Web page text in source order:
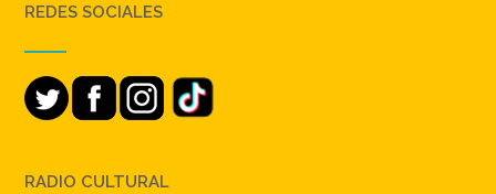
REDES SOCIALES
RADIO CULTURAL